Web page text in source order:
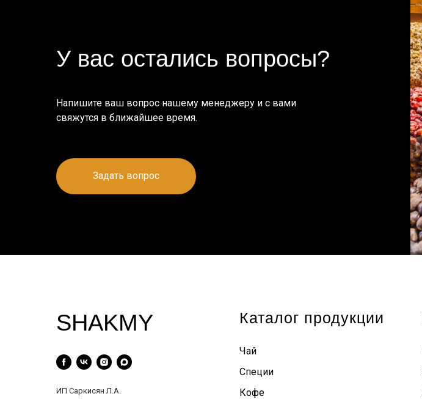
У вас остались вопросы?
Напишите ваш вопрос нашему менеджеру и с вами
свяжутся в ближайшее время.
Задать вопрос
SHAKMY
ИП Саркисян Л.А.
Каталог продукции
Чай
Специи
Кофе